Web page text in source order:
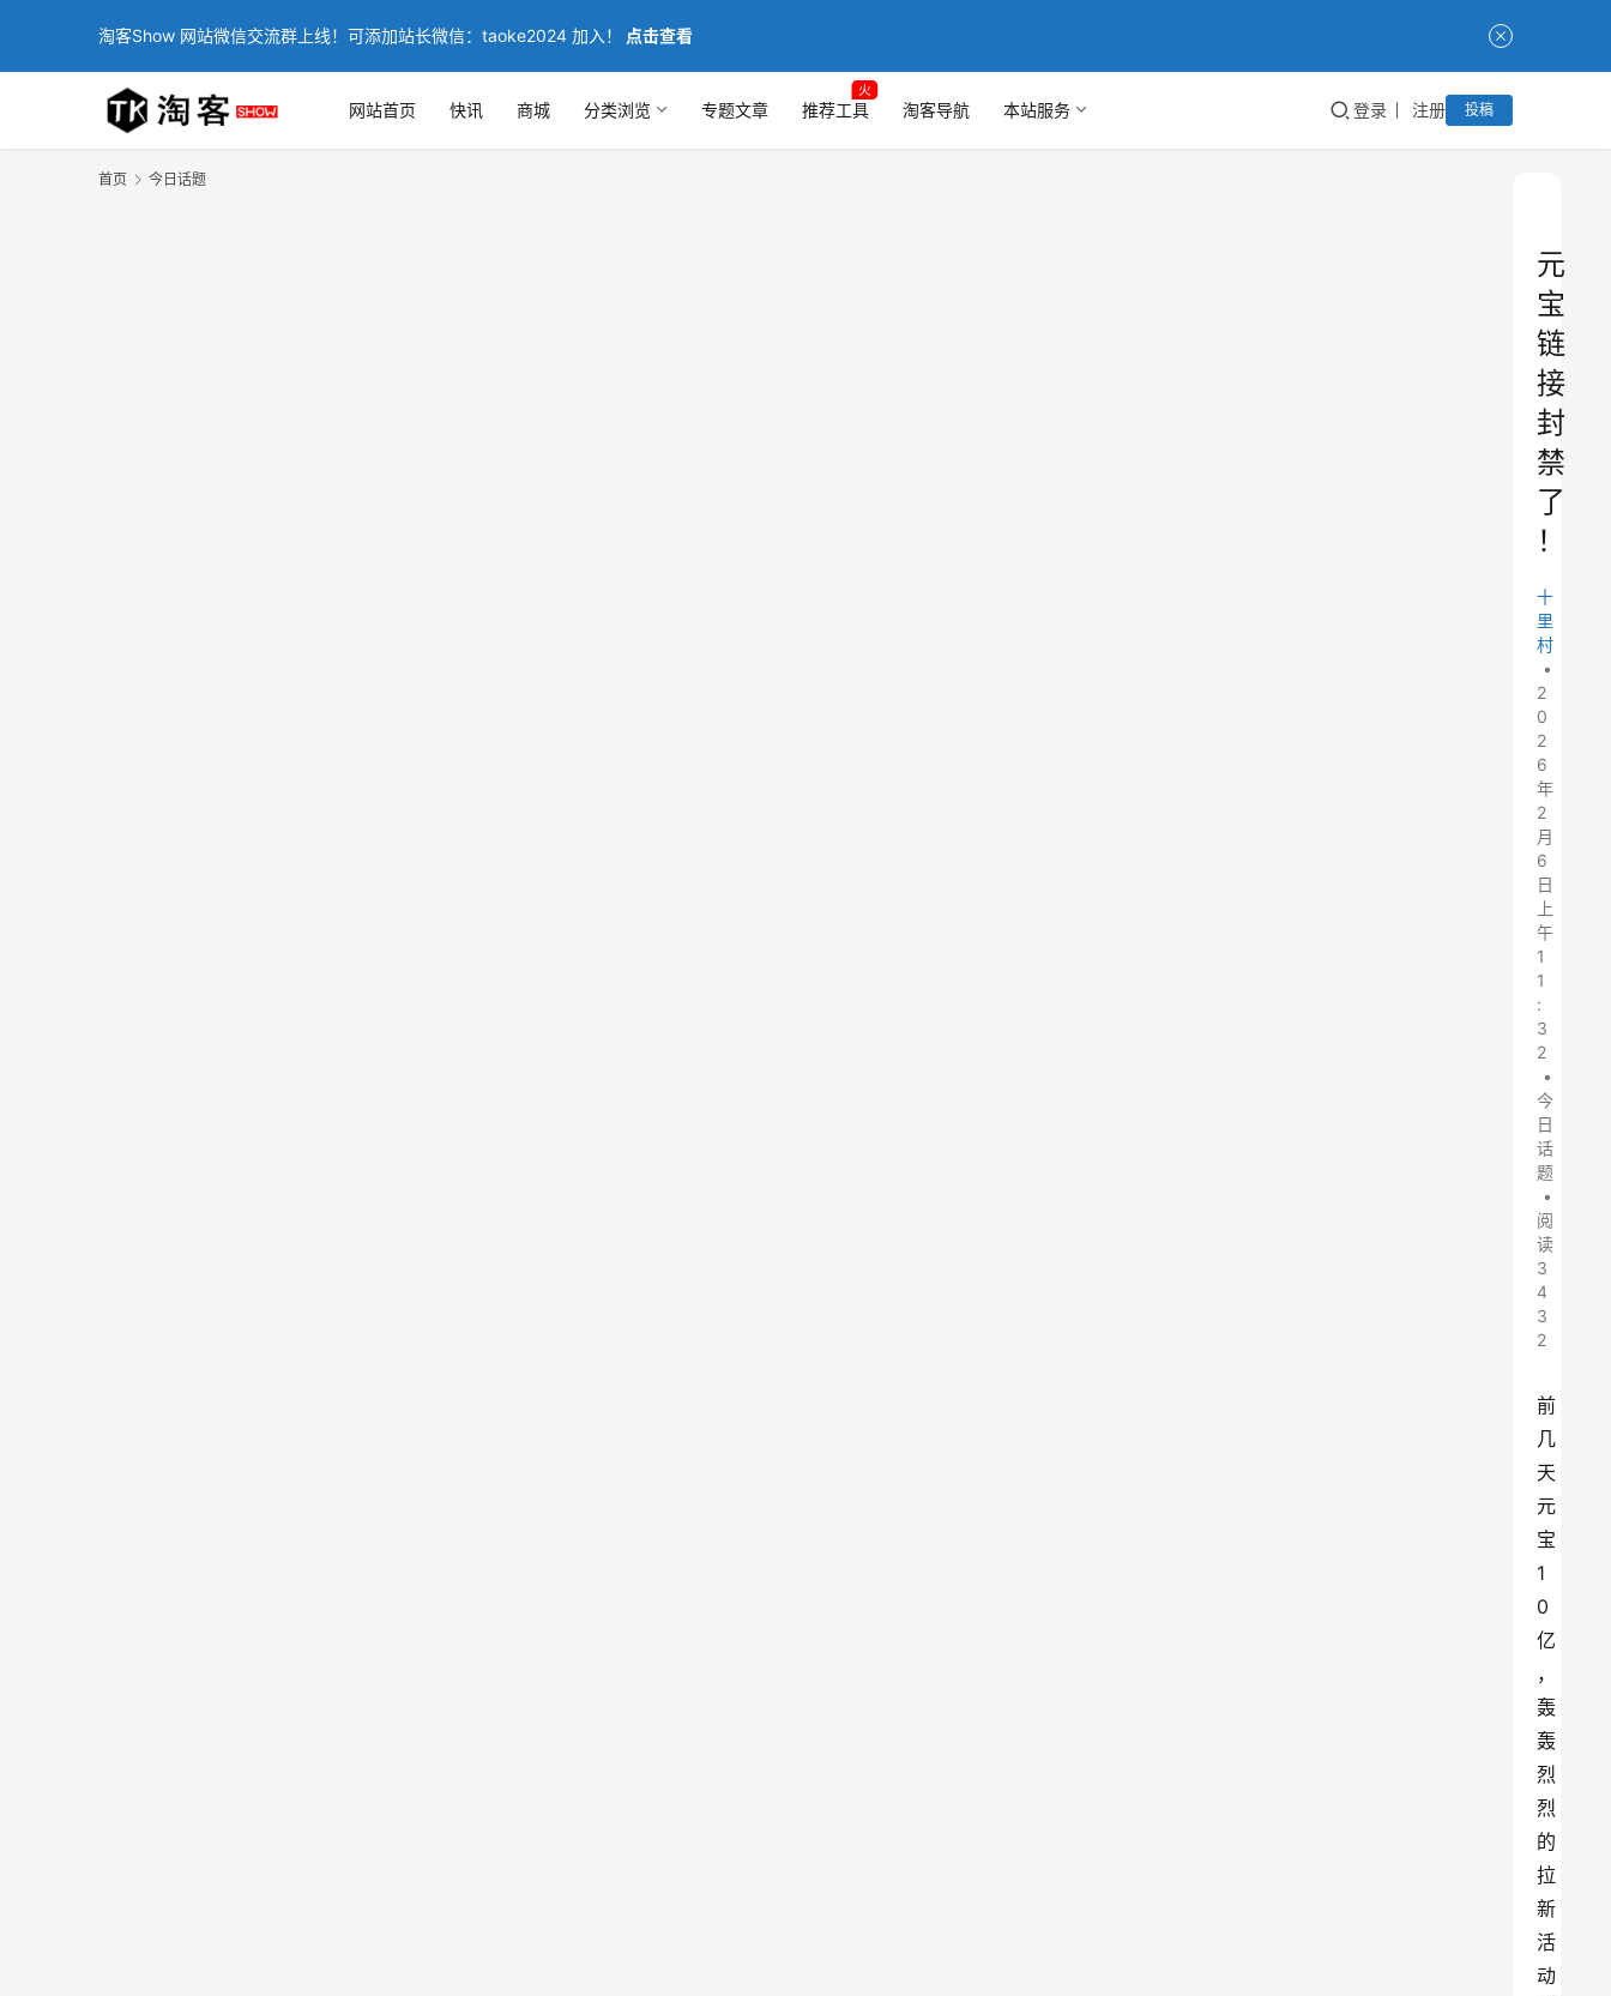
淘客Show 网站微信交流群上线！可添加站长微信：taoke2024 加入！ 点击查看
网站首页 快讯 商城 分类浏览 专题文章 推荐工具
火
淘客导航 本站服务 登录 注册 投稿
首页 今日话题
元
宝
链
接
封
禁
了
！
十
里
村
•
2
0
2
6
年
2
月
6
日
上
午
1
1
:
3
2
•
今
日
话
题
•
阅
读
3
4
3
2
前
几
天
元
宝
1
0
亿
，
轰
轰
烈
烈
的
拉
新
活
动